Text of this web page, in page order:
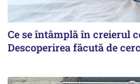
Ce se întâmplă în creierul
Descoperirea făcută de